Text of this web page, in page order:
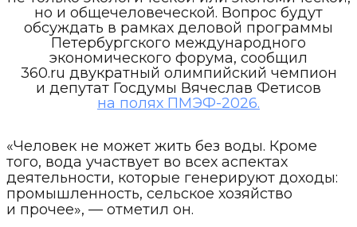
но и общечеловеческой. Вопрос будут
обсуждать в рамках деловой программы
Петербургского международного
экономического форума, сообщил
360.ru двукратный олимпийский чемпион
и депутат Госдумы Вячеслав Фетисов
на полях ПМЭФ-2026.
«Человек не может жить без воды. Кроме
того, вода участвует во всех аспектах
деятельности, которые генерируют доходы:
промышленность, сельское хозяйство
и прочее», — отметил он.